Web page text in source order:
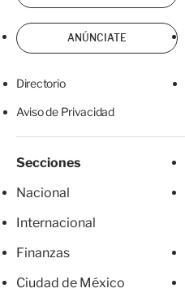
ANÚNCIATE
Directorio
Aviso de Privacidad
Secciones
Nacional
Internacional
Finanzas
Ciudad de México